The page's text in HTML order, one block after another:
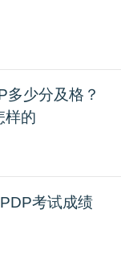
多少分及格？
样的
考试成绩